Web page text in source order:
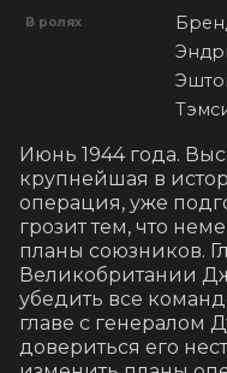
В ролях
Июнь 1944 года.
крупнейшая в
операция, уже
грозит тем, что
планы союзников.
Великобритании
убедить все
главе с генералом
довериться его